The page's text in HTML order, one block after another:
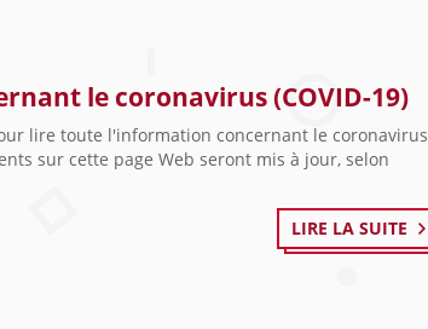
le coronavirus (COVID-19)
lire toute l'information concernant le coronavirus
sur cette page Web seront mis à jour, selon
LIRE LA SUITE